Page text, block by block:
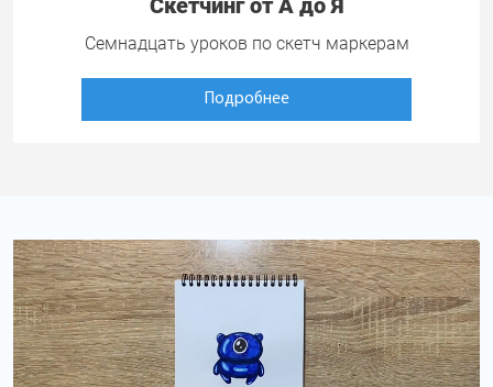
Скетчинг от А до Я
Семнадцать уроков по скетч маркерам
Подробнее